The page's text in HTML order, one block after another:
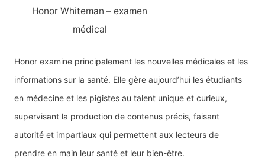
Honor Whiteman – examen
médical
Honor examine principalement les nouvelles médicales et les
informations sur la santé. Elle gère aujourd’hui les étudiants
en médecine et les pigistes au talent unique et curieux,
supervisant la production de contenus précis, faisant
autorité et impartiaux qui permettent aux lecteurs de
prendre en main leur santé et leur bien-être.